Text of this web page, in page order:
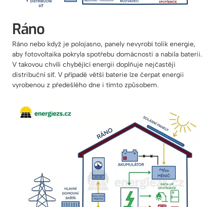
Ráno
Ráno nebo když je polojasno, panely nevyrobí tolik energie,
aby fotovoltaika pokryla spotřebu domácnosti a nabila baterii.
V takovou chvíli chybějící energii doplňuje nejčastěji
distribuční síť. V případě větší baterie lze čerpat energii
vyrobenou z předešlého dne i tímto způsobem.